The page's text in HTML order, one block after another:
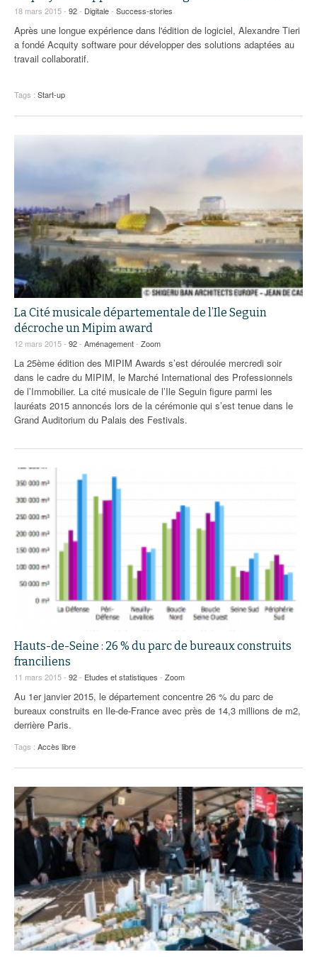
94
95
18 mars 2015 - 92- Digitale- Success-stories
Après une longue expérience dans l'édition de logiciel, Alexandre Tieri
a fondé Acquity software pour développer des solutions adaptées au
travail collaboratif.
Tags : Start-up
La Cité musicale départementale de l’Ile Seguin
décroche un Mipim award
12 mars 2015 - 92- Aménagement- Zoom
La 25ème édition des MIPIM Awards s’est déroulée mercredi soir
dans le cadre du MIPIM, le Marché International des Professionnels
de l’Immobilier. La cité musicale de l’Ile Seguin figure parmi les
lauréats 2015 annoncés lors de la cérémonie qui s’est tenue dans le
Grand Auditorium du Palais des Festivals.
Hauts-de-Seine : 26 % du parc de bureaux construits
franciliens
11 mars 2015 - 92- Etudes et statistiques - Zoom
Au 1er janvier 2015, le département concentre 26 % du parc de
bureaux construits en Ile-de-France avec près de 14,3 millions de m2,
derrière Paris.
Tags : Accès libre